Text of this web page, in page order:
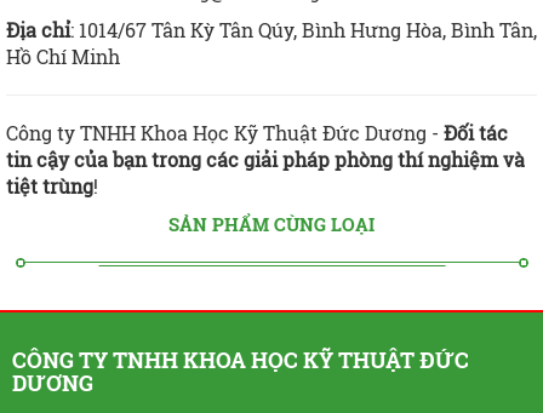
Địa chỉ: 1014/67 Tân Kỳ Tân Qúy, Bình Hưng Hòa, Bình Tân,
Hồ Chí Minh
Công ty TNHH Khoa Học Kỹ Thuật Đức Dương - Đối tác
tin cậy của bạn trong các giải pháp phòng thí nghiệm và
tiệt trùng!
SẢN PHẨM CÙNG LOẠI
CÔNG TY TNHH KHOA HỌC KỸ THUẬT ĐỨC
DƯƠNG